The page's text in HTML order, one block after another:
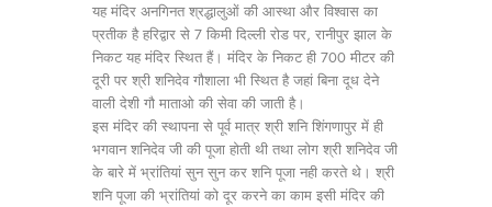
यह मंदिर अनगिनत श्रद्धालुओं की आस्था और विश्वास का
प्रतीक है हरिद्वार से 7 किमी दिल्ली रोड पर, रानीपुर झाल के
निकट यह मंदिर स्थित हैं। मंदिर के निकट ही 700 मीटर की
दूरी पर श्री शनिदेव गौशाला भी स्थित है जहां बिना दूध देने
वाली देशी गौ माताओ की सेवा की जाती है।
इस मंदिर की स्थापना से पूर्व मात्र श्री शनि शिंगणापुर में ही
भगवान शनिदेव जी की पूजा होती थी तथा लोग श्री शनिदेव जी
के बारे में भ्रांतियां सुन सुन कर शनि पूजा नही करते थे। श्री
शनि पूजा की भ्रांतियां को दूर करने का काम इसी मंदिर की